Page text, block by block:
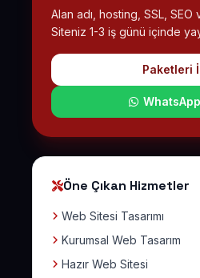
Alan adı, hosting, SSL,
Siteniz 1-3 iş günü içinde
Paketleri
Öne Çıkan Hizmetler
Web Sitesi Tasarımı
Kurumsal Web Tasarım
Hazır Web Sitesi